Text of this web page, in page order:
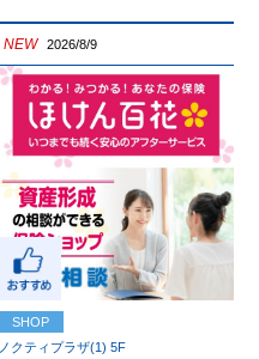
NEW 2026/8/9
SHOP
ノクティプラザ(1) 5F